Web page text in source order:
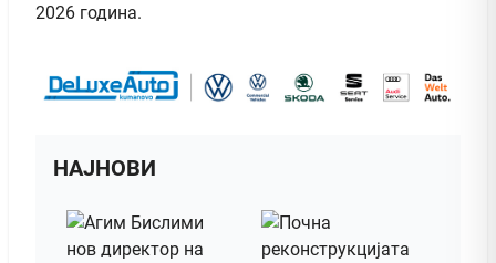
2026 година.
НАЈНОВИ